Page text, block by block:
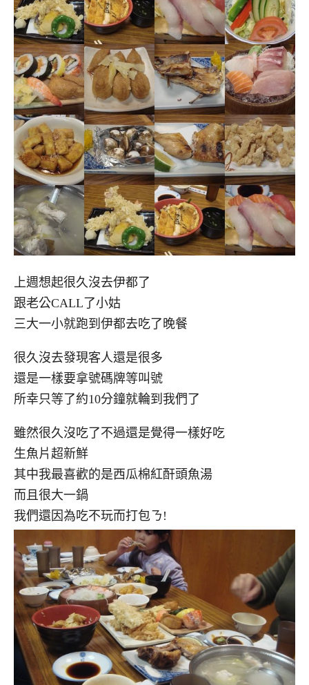
上週想起很久沒去伊都了
跟老公CALL了小姑
三大一小就跑到伊都去吃了晚餐
很久沒去發現客人還是很多
還是一樣要拿號碼牌等叫號
所幸只等了約10分鐘就輪到我們了
雖然很久沒吃了不過還是覺得一樣好吃
生魚片超新鮮
其中我最喜歡的是西瓜棉紅酐頭魚湯
而且很大一鍋
我們還因為吃不玩而打包ㄋ!